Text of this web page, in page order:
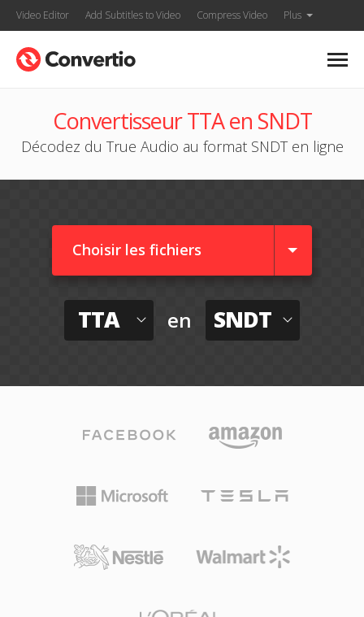
Video Editor Add Subtitles to Video Compress Video Plus
Convertisseur TTA en SNDT
Décodez du True Audio au format SNDT en ligne
Choisir les fichiers
TTA en SNDT